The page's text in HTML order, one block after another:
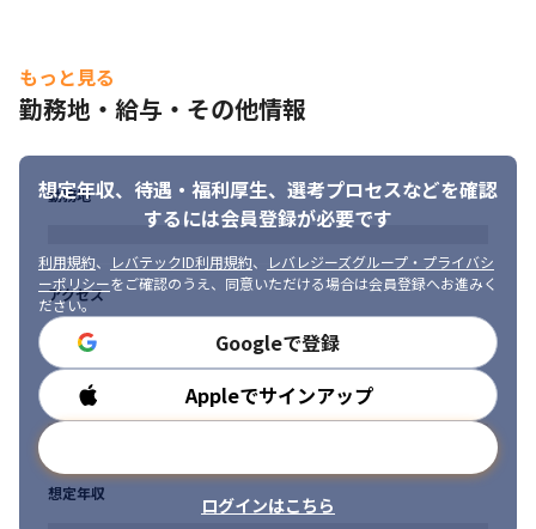
そんな想いがある方を大募集しております！
ぜひ興味をもっていただけましたら、
ご応募、お待ちしております♪
もっと見る
勤務地・給与・その他情報
想定年収、待遇・福利厚生、 選考プロセスなどを確認
するには会員登録が必要です
利用規約、 レバテックID利用規約、
レバレジーズグループ・プライバシ
ーポリシーをご確認のうえ、同意いただける場合は会員登録へお進みく
ださい。
Googleで登録
Appleでサインアップ
ログインはこちら
勤務地
アクセス
勤務時間
想定年収